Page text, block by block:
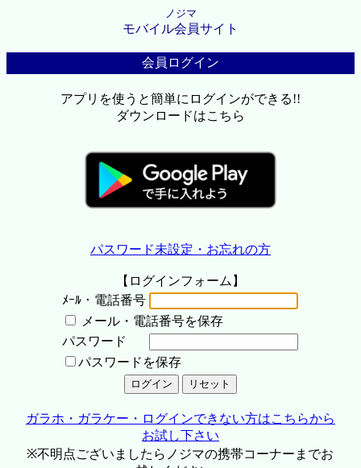
ノジマ
モバイル会員サイト
会員ログイン
アプリを使うと簡単にログインができる!!
ダウンロードはこちら
パスワード未設定・お忘れの方
【ログインフォーム】
ﾒｰﾙ・電話番号
メール・電話番号を保存
パスワード
パスワードを保存
ガラホ・ガラケー・ログインできない方はこちらから
お試し下さい
※不明点ございましたらノジマの携帯コーナーまでお